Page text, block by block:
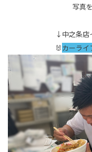
写真
↓中之条店
🐰カーラ